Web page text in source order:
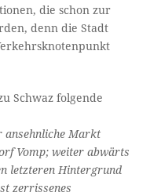
die schon zur
denn die Stadt
Schwaz folgende
ansehnliche Markt
Vomp; weiter abwärts
letzteren Hintergrund
zerrissenes